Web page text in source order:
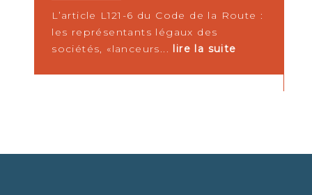
L’article L121-6 du Code de la Route :
les représentants légaux des
sociétés, «lanceurs... lire la suite